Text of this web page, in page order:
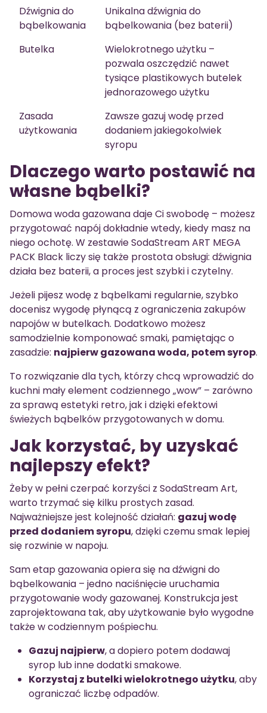
Dźwignia do
bąbelkowania
Unikalna dźwignia do
bąbelkowania (bez baterii)
Butelka
Wielokrotnego użytku –
pozwala oszczędzić nawet
tysiące plastikowych butelek
jednorazowego użytku
Zasada
użytkowania
Zawsze gazuj wodę przed
dodaniem jakiegokolwiek
syropu
Dlaczego warto postawić na
własne bąbelki?
Domowa woda gazowana daje Ci swobodę – możesz
przygotować napój dokładnie wtedy, kiedy masz na
niego ochotę. W zestawie SodaStream ART MEGA
PACK Black liczy się także prostota obsługi: dźwignia
działa bez baterii, a proces jest szybki i czytelny.
Jeżeli pijesz wodę z bąbelkami regularnie, szybko
docenisz wygodę płynącą z ograniczenia zakupów
napojów w butelkach. Dodatkowo możesz
samodzielnie komponować smaki, pamiętając o
zasadzie: najpierw gazowana woda, potem syrop.
To rozwiązanie dla tych, którzy chcą wprowadzić do
kuchni mały element codziennego „wow” – zarówno
za sprawą estetyki retro, jak i dzięki efektowi
świeżych bąbelków przygotowanych w domu.
Jak korzystać, by uzyskać
najlepszy efekt?
Żeby w pełni czerpać korzyści z SodaStream Art,
warto trzymać się kilku prostych zasad.
Najważniejsze jest kolejność działań: gazuj wodę
przed dodaniem syropu, dzięki czemu smak lepiej
się rozwinie w napoju.
Sam etap gazowania opiera się na dźwigni do
bąbelkowania – jedno naciśnięcie uruchamia
przygotowanie wody gazowanej. Konstrukcja jest
zaprojektowana tak, aby użytkowanie było wygodne
także w codziennym pośpiechu.
Gazuj najpierw, a dopiero potem dodawaj
syrop lub inne dodatki smakowe.
Korzystaj z butelki wielokrotnego użytku, aby
ograniczać liczbę odpadów.